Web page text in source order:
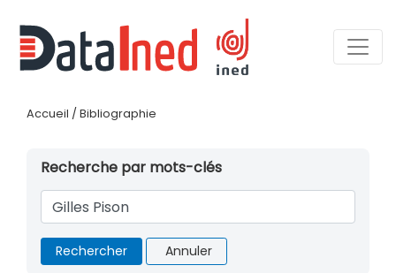
Accueil / Bibliographie
Recherche par mots-clés
Rechercher Annuler